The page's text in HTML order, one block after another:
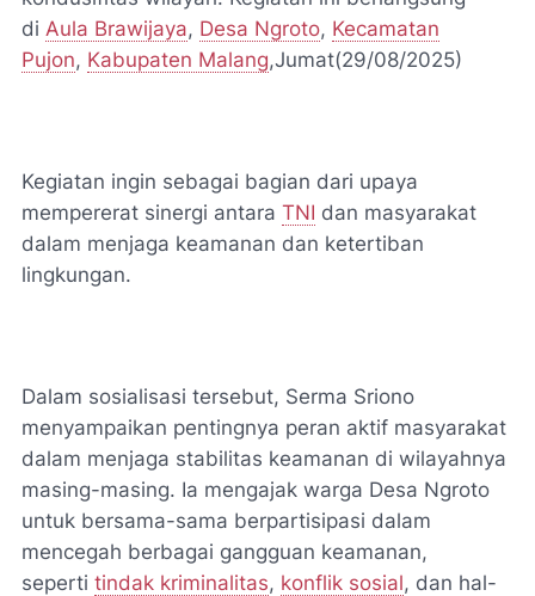
di Aula Brawijaya, Desa Ngroto, Kecamatan
Pujon, Kabupaten Malang,Jumat(29/08/2025)
Kegiatan ingin sebagai bagian dari upaya
mempererat sinergi antara TNI dan masyarakat
dalam menjaga keamanan dan ketertiban
lingkungan.
Dalam sosialisasi tersebut, Serma Sriono
menyampaikan pentingnya peran aktif masyarakat
dalam menjaga stabilitas keamanan di wilayahnya
masing-masing. Ia mengajak warga Desa Ngroto
untuk bersama-sama berpartisipasi dalam
mencegah berbagai gangguan keamanan,
seperti tindak kriminalitas, konflik sosial, dan hal-